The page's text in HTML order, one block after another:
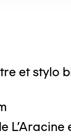
et stylo
L'Aracine